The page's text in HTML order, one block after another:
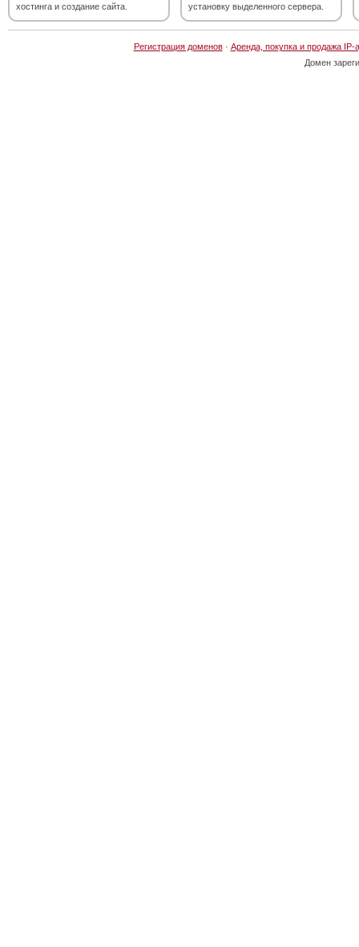
хостинга и создание сайта.
установку выделенного сервера.
Регистрация доменов· Аренда, покупка и продажа IP-
Домен